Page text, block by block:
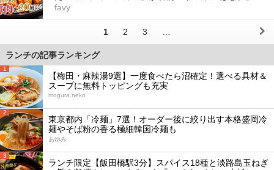
favy
1 2 3
ランチの記事ランキング
1
【梅田・麻辣湯9選】一度食べたら沼確定！選べる具材＆
スープに無料トッピングも充実
mogura.neko
2
東京都内「冷麺」7選！オーダー後に絞り出す本格盛岡冷
麺やそば粉の香る極細韓国冷麺も
あゆみ
3
ランチ限定【飯田橋駅3分】スパイス18種と淡路島玉ねぎ